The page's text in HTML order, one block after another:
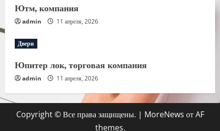
Ютм, компания
admin 11 апреля, 2026
Двери
Юпитер лок, торговая компания
admin 11 апреля, 2026
Copyright © Все права защищены. | MoreNews от AF
themes.